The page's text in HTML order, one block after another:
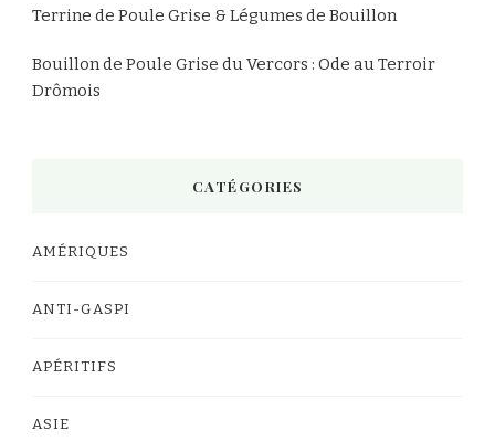
Terrine de Poule Grise & Légumes de Bouillon
Bouillon de Poule Grise du Vercors : Ode au Terroir
Drômois
CATÉGORIES
AMÉRIQUES
ANTI-GASPI
APÉRITIFS
ASIE